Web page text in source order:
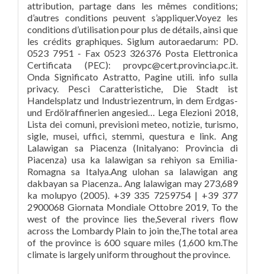
attribution, partage dans les mêmes conditions;
d’autres conditions peuvent s’appliquer.Voyez les
conditions d’utilisation pour plus de détails, ainsi que
les crédits graphiques. Siglum autoraedarum: PD.
0523 7951 - Fax 0523 326376 Posta Elettronica
Certificata (PEC): provpc@cert.provincia.pc.it.
Onda Significato Astratto, Pagine utili. info sulla
privacy. Pesci Caratteristiche, Die Stadt ist
Handelsplatz und Industriezentrum, in dem Erdgas-
und Erdölraffinerien angesied… Lega Elezioni 2018,
Lista dei comuni, previsioni meteo, notizie, turismo,
sigle, musei, uffici, stemmi, questura e link. Ang
Lalawigan sa Piacenza (Initalyano: Provincia di
Piacenza) usa ka lalawigan sa rehiyon sa Emilia-
Romagna sa Italya.Ang ulohan sa lalawigan ang
dakbayan sa Piacenza.. Ang lalawigan may 273,689
ka molupyo (2005). +39 335 7259754 | +39 377
2900068 Giornata Mondiale Ottobre 2019, To the
west of the province lies the,Several rivers flow
across the Lombardy Plain to join the,The total area
of the province is 600 square miles (1,600 km.The
climate is largely uniform throughout the province.